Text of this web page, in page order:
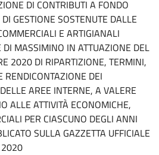
DI CONTRIBUTI A FONDO
GESTIONE SOSTENUTE DALLE
E ARTIGIANALI
MASSIMINO IN ATTUAZIONE DEL
2020 DI RIPARTIZIONE, TERMINI,
RENDICONTAZIONE DEI
AREE INTERNE, A VALERE
ALLE ATTIVITÀ ECONOMICHE,
PER CIASCUNO DEGLI ANNI
SULLA GAZZETTA UFFICIALE
2020